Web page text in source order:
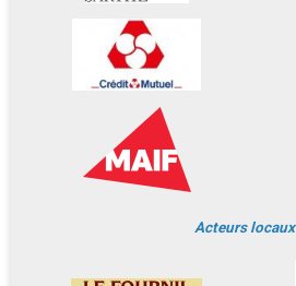
Acteurs locaux